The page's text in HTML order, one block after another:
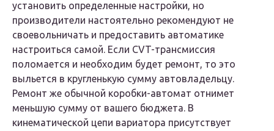
установить определенные настройки, но
производители настоятельно рекомендуют не
своевольничать и предоставить автоматике
настроиться самой. Если CVT-трансмиссия
поломается и необходим будет ремонт, то это
выльется в кругленькую сумму автовладельцу.
Ремонт же обычной коробки-автомат отнимет
меньшую сумму от вашего бюджета. В
кинематической цепи вариатора присутствует